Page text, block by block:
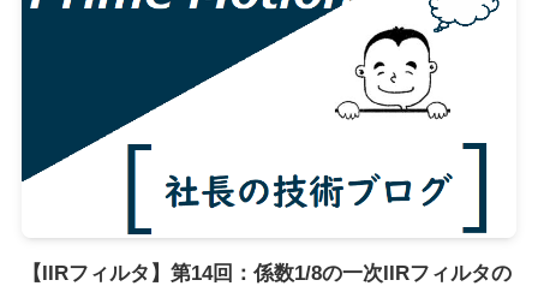
【IIRフィルタ】第14回：係数1/8の一次IIRフィルタの